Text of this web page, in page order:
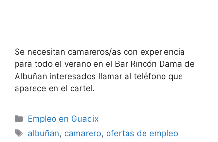
Se necesitan camareros/as con experiencia
para todo el verano en el Bar Rincón Dama de
Albuñan interesados llamar al teléfono que
aparece en el cartel.
Categorías
Empleo en Guadix
Etiquetas
albuñan, camarero, ofertas de empleo